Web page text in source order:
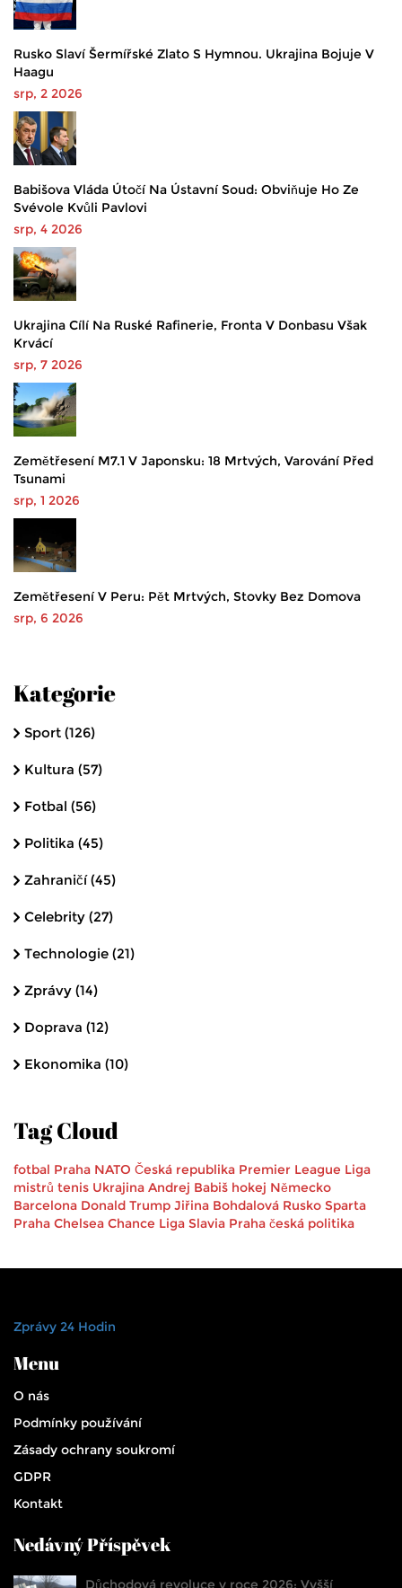
Rusko Slaví Šermířské Zlato S Hymnou. Ukrajina Bojuje V
Haagu
srp, 2 2026
Babišova Vláda Útočí Na Ústavní Soud: Obviňuje Ho Ze
Svévole Kvůli Pavlovi
srp, 4 2026
Ukrajina Cílí Na Ruské Rafinerie, Fronta V Donbasu Však
Krvácí
srp, 7 2026
Zemětřesení M7.1 V Japonsku: 18 Mrtvých, Varování Před
Tsunami
srp, 1 2026
Zemětřesení V Peru: Pět Mrtvých, Stovky Bez Domova
srp, 6 2026
Kategorie
Sport (126)
Kultura (57)
Fotbal (56)
Politika (45)
Zahraničí(45)
Celebrity (27)
Technologie (21)
Zprávy (14)
Doprava (12)
Ekonomika (10)
Tag Cloud
fotbal Praha NATO Česká republika Premier League Liga
mistrů tenis Ukrajina Andrej Babiš hokej Německo
Barcelona Donald Trump Jiřina Bohdalová Rusko Sparta
Praha Chelsea Chance Liga Slavia Praha česká politika
Zprávy 24 Hodin
Menu
O nás
Podmínky používání
Zásady ochrany soukromí
GDPR
Kontakt
Nedávný Příspěvek
Důchodová revoluce v roce 2026: Vyšší